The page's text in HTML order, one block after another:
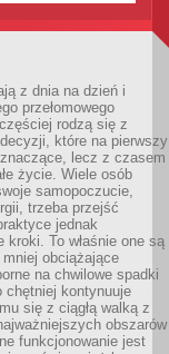
z dnia na dzień i
przełomowego
rodzą się z
które na pierwszy
lecz z czasem
życie. Wiele osób
samopoczucie,
trzeba przejść
jednak
kroki. To właśnie one są
obciążające
na chwilowe spadki
chętniej kontynuuje
się z ciągłą walką z
obszarów
funkcjonowanie jest